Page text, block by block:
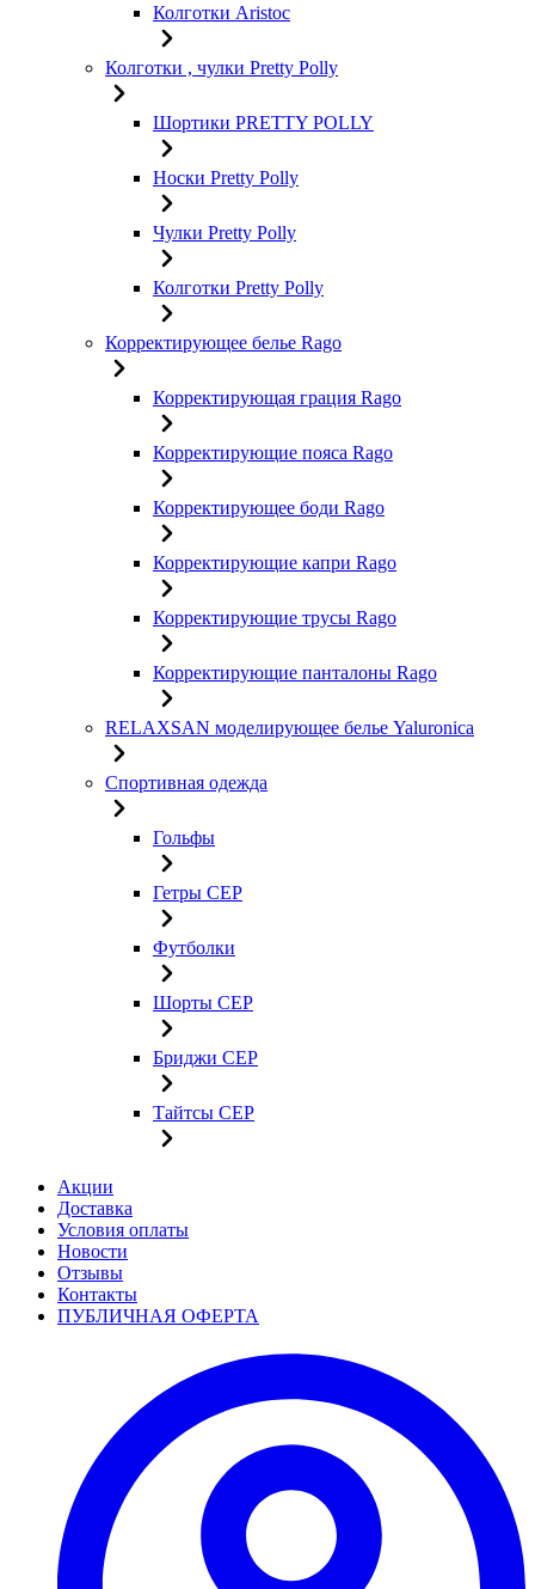
Колготки Aristoc
Колготки , чулки Pretty Polly
Шортики PRETTY POLLY
Носки Pretty Polly
Чулки Pretty Polly
Колготки Pretty Polly
Корректирующее белье Rago
Корректирующая грация Rago
Корректирующие пояса Rago
Корректирующее боди Rago
Корректирующие капри Rago
Корректирующие трусы Rago
Корректирующие панталоны Rago
RELAXSAN моделирующее белье Yaluroniсa
Спортивная одежда
Гольфы
Гетры CEP
Футболки
Шорты CEP
Бриджи CEP
Тайтсы CEP
Акции
Доставка
Условия оплаты
Новости
Отзывы
Контакты
ПУБЛИЧНАЯ ОФЕРТА